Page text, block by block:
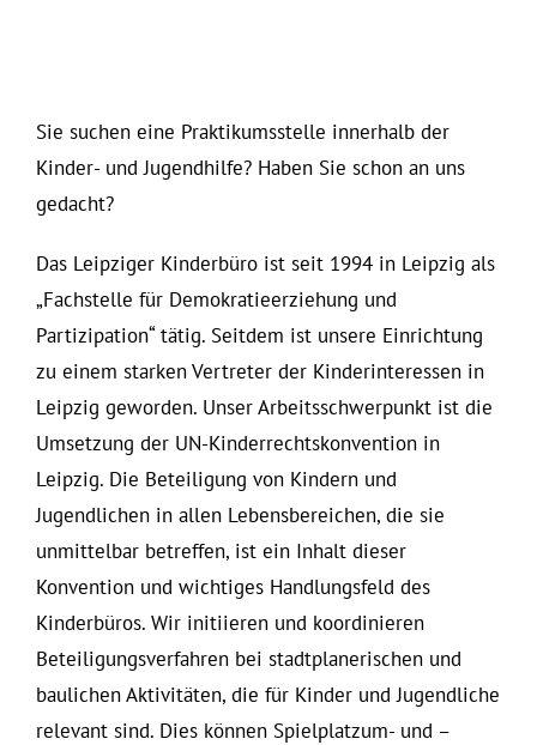
Sie suchen eine Praktikumsstelle innerhalb der
Kinder- und Jugendhilfe? Haben Sie schon an uns
gedacht?
Das Leipziger Kinderbüro ist seit 1994 in Leipzig als
„Fachstelle für Demokratieerziehung und
Partizipation“ tätig. Seitdem ist unsere Einrichtung
zu einem starken Vertreter der Kinderinteressen in
Leipzig geworden. Unser Arbeitsschwerpunkt ist die
Umsetzung der UN-Kinderrechtskonvention in
Leipzig. Die Beteiligung von Kindern und
Jugendlichen in allen Lebensbereichen, die sie
unmittelbar betreffen, ist ein Inhalt dieser
Konvention und wichtiges Handlungsfeld des
Kinderbüros. Wir initiieren und koordinieren
Beteiligungsverfahren bei stadtplanerischen und
baulichen Aktivitäten, die für Kinder und Jugendliche
relevant sind. Dies können Spielplatzum- und –